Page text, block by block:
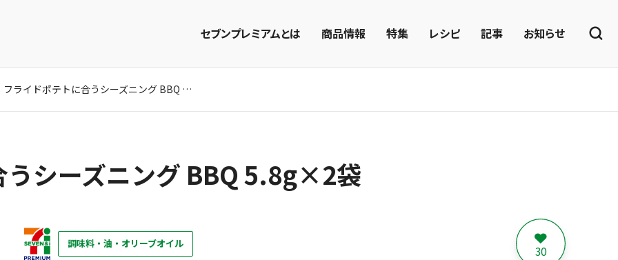
セブンプレミアムとは 商品情報 特集 レシピ 記事 お知らせ
フライドポテトに合うシーズニング BBQ 5.8g×2袋
うシーズニング BBQ 5.8g×2袋
調味料・油・オリーブオイル 30